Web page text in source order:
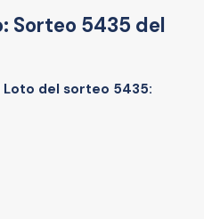
Sorteo 5435 del
del sorteo 5435: